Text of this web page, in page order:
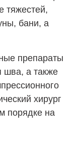
тяжестей,
бани, а
препараты
шва, а также
хирург
порядке на